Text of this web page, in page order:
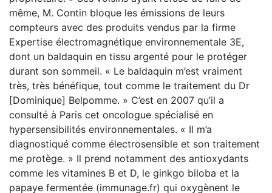
même, M. Contin bloque les émissions de leurs
compteurs avec des produits vendus par la firme
Expertise électromagnétique environnementale 3E,
dont un baldaquin en tissu argenté pour le protéger
durant son sommeil. « Le baldaquin m’est vraiment
très, très bénéfique, tout comme le traitement du Dr
[Dominique] Belpomme. » C’est en 2007 qu’il a
consulté à Paris cet oncologue spécialisé en
hypersensibilités environnementales. « Il m’a
diagnostiqué comme électrosensible et son traitement
me protège. » Il prend notamment des antioxydants
comme les vitamines B et D, le ginkgo biloba et la
papaye fermentée (immunage.fr) qui oxygènent le